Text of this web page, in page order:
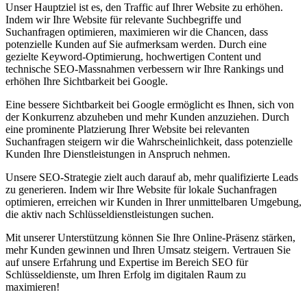
Unser Hauptziel ist es, den Traffic auf Ihrer Website zu erhöhen.
Indem wir Ihre Website für relevante Suchbegriffe und
Suchanfragen optimieren, maximieren wir die Chancen, dass
potenzielle Kunden auf Sie aufmerksam werden. Durch eine
gezielte Keyword-Optimierung, hochwertigen Content und
technische SEO-Massnahmen verbessern wir Ihre Rankings und
erhöhen Ihre Sichtbarkeit bei Google.
Eine bessere Sichtbarkeit bei Google ermöglicht es Ihnen, sich von
der Konkurrenz abzuheben und mehr Kunden anzuziehen. Durch
eine prominente Platzierung Ihrer Website bei relevanten
Suchanfragen steigern wir die Wahrscheinlichkeit, dass potenzielle
Kunden Ihre Dienstleistungen in Anspruch nehmen.
Unsere SEO-Strategie zielt auch darauf ab, mehr qualifizierte Leads
zu generieren. Indem wir Ihre Website für lokale Suchanfragen
optimieren, erreichen wir Kunden in Ihrer unmittelbaren Umgebung,
die aktiv nach Schlüsseldienstleistungen suchen.
Mit unserer Unterstützung können Sie Ihre Online-Präsenz stärken,
mehr Kunden gewinnen und Ihren Umsatz steigern. Vertrauen Sie
auf unsere Erfahrung und Expertise im Bereich SEO für
Schlüsseldienste, um Ihren Erfolg im digitalen Raum zu
maximieren!